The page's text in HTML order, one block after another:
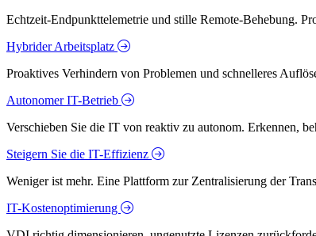
Echtzeit-Endpunkttelemetrie und stille Remote-Behebung.
Hybrider Arbeitsplatz
Proaktives Verhindern von Problemen und schnelleres
Autonomer IT-Betrieb
Verschieben Sie die IT von reaktiv zu autonom. Erkennen,
Steigern Sie die IT-Effizienz
Weniger ist mehr. Eine Plattform zur Zentralisierung der
IT-Kostenoptimierung